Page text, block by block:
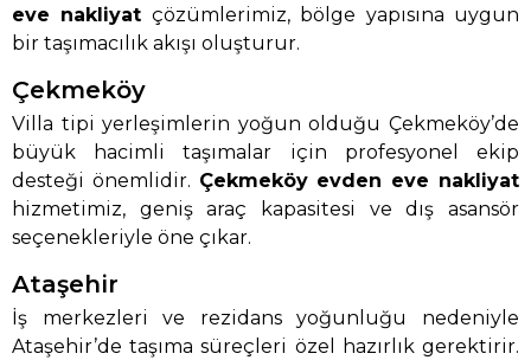
eve nakliyat çözümlerimiz, bölge yapısına uygun
bir taşımacılık akışı oluşturur.
Çekmeköy
Villa tipi yerleşimlerin yoğun olduğu Çekmeköy’de
büyük hacimli taşımalar için profesyonel ekip
desteği önemlidir. Çekmeköy evden eve nakliyat
hizmetimiz, geniş araç kapasitesi ve dış asansör
seçenekleriyle öne çıkar.
Ataşehir
İş merkezleri ve rezidans yoğunluğu nedeniyle
Ataşehir’de taşıma süreçleri özel hazırlık gerektirir.